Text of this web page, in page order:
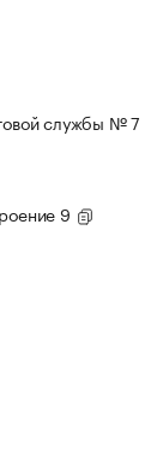
службы № 7
9